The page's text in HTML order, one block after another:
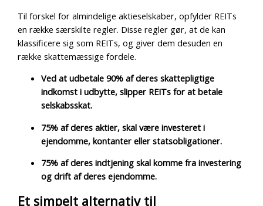
Til forskel for almindelige aktieselskaber, opfylder REITs
en række særskilte regler. Disse regler gør, at de kan
klassificere sig som REITs, og giver dem desuden en
række skattemæssige fordele.
Ved at udbetale 90% af deres skattepligtige
indkomst i udbytte, slipper REITs for at betale
selskabsskat.
75% af deres aktier, skal være investeret i
ejendomme, kontanter eller statsobligationer.
75% af deres indtjening skal komme fra investering
og drift af deres ejendomme.
Et simpelt alternativ til